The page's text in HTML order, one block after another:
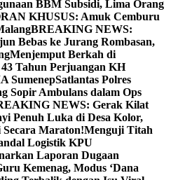
BBM Subsidi, Lima Orang
KHUSUS: Amuk Cemburu
BREAKING NEWS:
Bebas ke Jurang Rombasan,
Menjemput Berkah di
Tahun Perjuangan KH
SumenepSatlantas Polres
Sopir Ambulans dalam Ops
NEWS: Gerak Kilat
Penuh Luka di Desa Kolor,
Maraton!Menguji Titah
Logistik KPU
Laporan Dugaan
Kemenag, Modus ‘Dana